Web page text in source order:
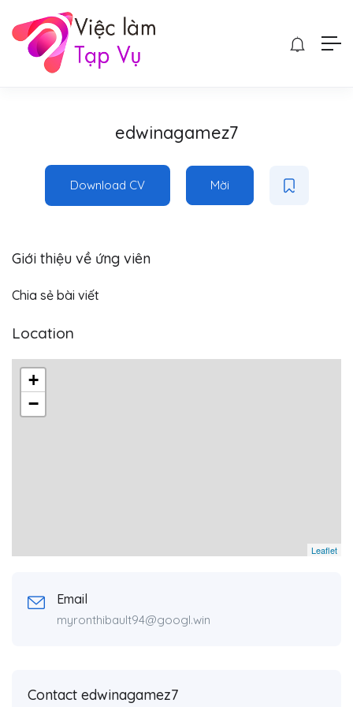
edwinagamez7
Download CV Mời
Giới thiệu về ứng viên
Chia sẻ bài viết
Location
+
−
Leaflet
Email
myronthibault94@googl.win
Contact edwinagamez7